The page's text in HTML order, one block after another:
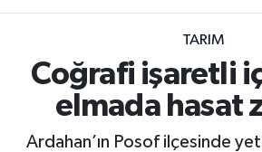
TARIM
Coğrafi işaretli
elmada hasat
Ardahan’ın Posof ilçesinde
ENERJİ HABERİ
İstanbul Namaz Vakitleri
Trafik Durumu